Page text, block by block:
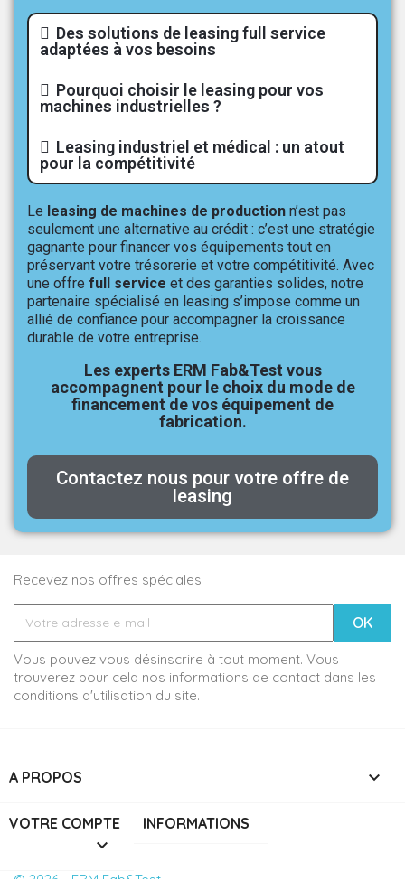
Des solutions de leasing full service
adaptées à vos besoins
Pourquoi choisir le leasing pour vos
machines industrielles ?
Leasing industriel et médical : un atout
pour la compétitivité
Le leasing de machines de production n’est pas
seulement une alternative au crédit : c’est une stratégie
gagnante pour financer vos équipements tout en
préservant votre trésorerie et votre compétitivité. Avec
une offre full service et des garanties solides, notre
partenaire spécialisé en leasing s’impose comme un
allié de confiance pour accompagner la croissance
durable de votre entreprise.
Les experts ERM Fab&Test vous
accompagnent pour le choix du mode de
financement de vos équipement de
fabrication.
Contactez nous pour votre offre de
leasing
Recevez nos offres spéciales
Vous pouvez vous désinscrire à tout moment. Vous
trouverez pour cela nos informations de contact dans les
conditions d'utilisation du site.
A PROPOS 
VOTRE COMPTE

INFORMATIONS